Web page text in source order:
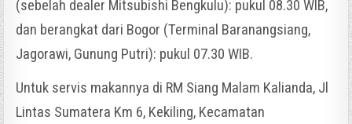
(sebelah dealer Mitsubishi Bengkulu): pukul 08.30 WIB,
dan berangkat dari Bogor (Terminal Baranangsiang,
Jagorawi, Gunung Putri): pukul 07.30 WIB.
Untuk servis makannya di RM Siang Malam Kalianda, Jl
Lintas Sumatera Km 6, Kekiling, Kecamatan